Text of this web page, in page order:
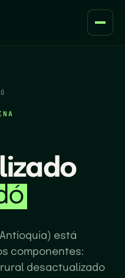
está
componentes:
desactualizado